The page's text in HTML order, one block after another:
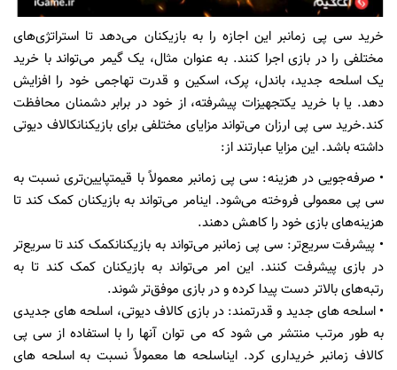
خرید سی پی زمانبر ایناجازه رابه بازیکنان می‌دهدتا استراتژی‌های
مختلفیرادر بازیاجراکنند. به عنوان مثال، یک گیمر می‌تواندبا خرید
یکاسلحه جدید، باندل، پرک، اسکین و قدرت تهاجمی خود را افزایش
دهد. یا با خرید یکتجهیزاتپیشرفته، از خود در برابردشمنان محافظت
کند.خریدسیپیارزان می‌تواندمزایای مختلفی برای بازیکنانکالاف دیوتی
داشته باشد. این مزایا عبارتند از:
•صرفه‌جویی در هزینه: سیپی زمانبر معمولاً با قیمتپایین‌ترینسبت به
سیپی معمولی فروخته می‌شود. اینامر می‌تواندبه بازیکنانکمک کند تا
هزینه‌هایبازیخود را کاهش دهند.
• پیشرفتسریع‌تر: سی پی زمانبرمی‌تواند به بازیکنانکمک کند تا سریع‌تر
در بازیپیشرفت کنند. این امر می‌تواند به بازیکنان کمک کند تا به
رتبه‌هایبالاتر دست پیدا کرده و در بازی موفق‌تر شوند.
•اسلحه هایجدید و قدرتمند: در بازیکالاف دیوتی، اسلحه هایجدیدی
به طور مرتب منتشر می شود که می توان آنها را با استفاده از سیپی
کالاف زمانبرخریداری کرد. ایناسلحه ها معمولاً نسبت به اسلحه های